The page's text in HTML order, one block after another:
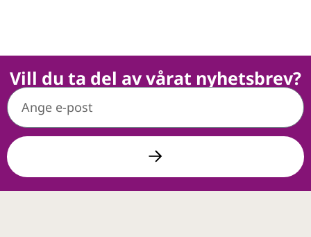
Vill du ta del av vårat nyhetsbrev?